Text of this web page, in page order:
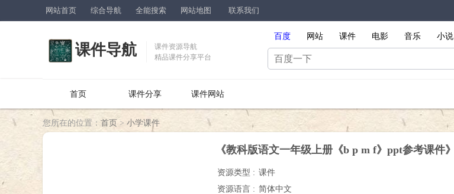
网站首页 综合导航 全能搜索 网站地图 联系我们
课件导航
课件资源导航
精品课件分享平台
百度 网站 课件 电影 音乐 小说
首页 课件分享 课件网站
您所在的位置： 首页 > 小学课件
《教科版语文一年级上册《b p m f》ppt参考课件》
资源类型 : 课件
资源语言 : 简体中文